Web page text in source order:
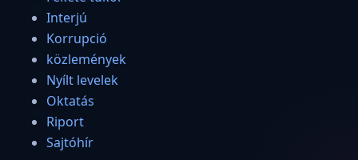
Interjú
Korrupció
közlemények
Nyílt levelek
Oktatás
Riport
Sajtóhír